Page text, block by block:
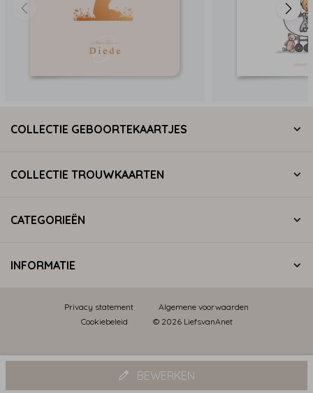
BEWERKEN
COLLECTIE GEBOORTEKAARTJES
COLLECTIE TROUWKAARTEN
CATEGORIEËN
INFORMATIE
Privacy statement
Algemene voorwaarden
Cookiebeleid
© 2026 LiefsvanAnet